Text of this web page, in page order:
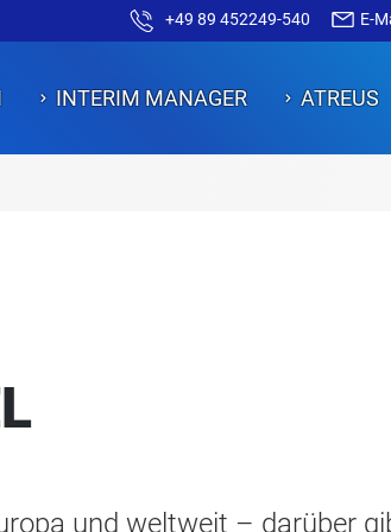
+49 89 452249-540 E-
INTERIM MANAGER ATREUS
und weltweit – darüber